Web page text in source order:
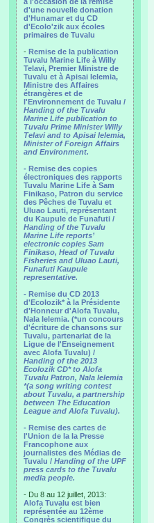
d'une nouvelle donation
d'Hunamar et du CD
d'Ecolo'zik aux écoles
primaires de Tuvalu
- Remise de la publication
Tuvalu Marine Life à Willy
Telavi, Premier Ministre de
Tuvalu et à Apisai Ielemia,
Ministre des Affaires
étrangères et de
l'Environnement de Tuvalu /
Handing of the Tuvalu
Marine Life publication to
Tuvalu Prime Minister Willy
Telavi and to Apisai Ielemia,
Minister of Foreign Affairs
and Environment.
- Remise des copies
électroniques des rapports
Tuvalu Marine Life à Sam
Finikaso, Patron du service
des Pêches de Tuvalu et
Uluao Lauti, représentant
du Kaupule de Funafuti /
Handing of the Tuvalu
Marine Life reports’
electronic copies Sam
Finikaso, Head of Tuvalu
Fisheries and Uluao Lauti,
Funafuti Kaupule
representative.
- Remise du CD 2013
d'Ecolozik* à la Présidente
d'Honneur d'Alofa Tuvalu,
Nala Ielemia. (*un concours
d'écriture de chansons sur
Tuvalu, partenariat de la
Ligue de l'Enseignement
avec Alofa Tuvalu) /
Handing of the 2013
Ecolozik CD* to Alofa
Tuvalu Patron, Nala Ielemia
*(a song writing contest
about Tuvalu, a partnership
between The Education
League and Alofa Tuvalu).
- Remise des cartes de
l'Union de la la Presse
Francophone aux
journalistes des Médias de
Tuvalu / Handing of the UPF
press cards to the Tuvalu
media people.
- Du 8 au 12 juillet, 2013:
Alofa Tuvalu est bien
représentée au 12ème
Congrès scientifique du